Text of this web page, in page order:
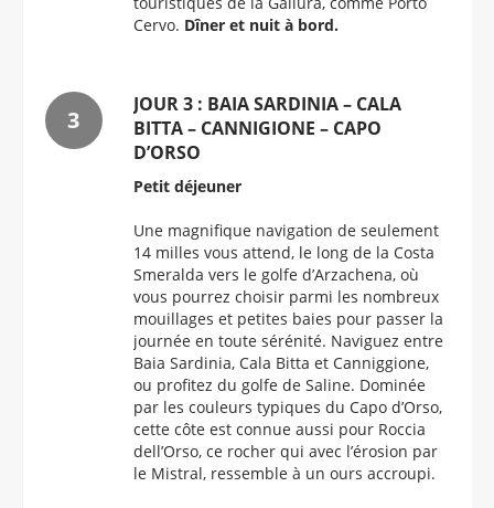
Cervo. Dîner et nuit à bord.
JOUR 3 : BAIA SARDINIA – CALA
BITTA – CANNIGIONE – CAPO
D’ORSO
Petit déjeuner
Une magnifique navigation de seulement
14 milles vous attend, le long de la Costa
Smeralda vers le golfe d’Arzachena, où
vous pourrez choisir parmi les nombreux
mouillages et petites baies pour passer la
journée en toute sérénité. Naviguez entre
Baia Sardinia, Cala Bitta et Canniggione,
ou profitez du golfe de Saline. Dominée
par les couleurs typiques du Capo d’Orso,
cette côte est connue aussi pour Roccia
dell’Orso, ce rocher qui avec l’érosion par
le Mistral, ressemble à un ours accroupi.